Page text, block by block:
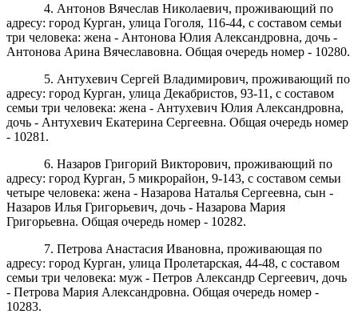
4. Антонов Вячеслав Николаевич, проживающий по
адресу: город Курган, улица Гоголя, 116-44, с составом семьи
три человека: жена - Антонова Юлия Александровна, дочь -
Антонова Арина Вячеславовна. Общая очередь номер - 10280.
5. Антухевич Сергей Владимирович, проживающий по
адресу: город Курган, улица Декабристов, 93-11, с составом
семьи три человека: жена - Антухевич Юлия Александровна,
дочь - Антухевич Екатерина Сергеевна. Общая очередь номер
- 10281.
6. Назаров Григорий Викторович, проживающий по
адресу: город Курган, 5 микрорайон, 9-143, с составом семьи
четыре человека: жена - Назарова Наталья Сергеевна, сын -
Назаров Илья Григорьевич, дочь - Назарова Мария
Григорьевна. Общая очередь номер - 10282.
7. Петрова Анастасия Ивановна, проживающая по
адресу: город Курган, улица Пролетарская, 44-48, с составом
семьи три человека: муж - Петров Александр Сергеевич, дочь
- Петрова Мария Александровна. Общая очередь номер -
10283.